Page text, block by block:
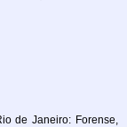
de Janeiro: Forense,